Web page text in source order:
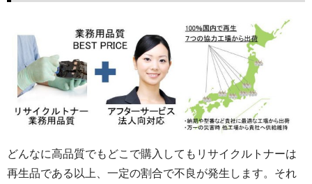
どんなに高品質でもどこで購入してもリサイクルトナーは
再生品である以上、一定の割合で不良が発生します。それ